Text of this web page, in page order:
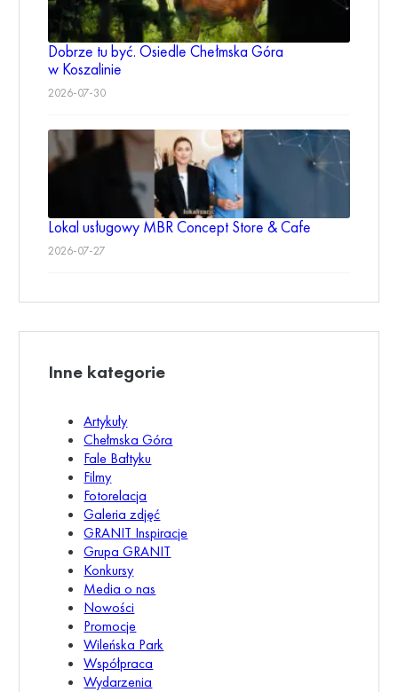
Dobrze tu być. Osiedle Chełmska Góra
w Koszalinie
2026-07-30
Lokal usługowy MBR Concept Store & Cafe
2026-07-27
Inne kategorie
Artykuły
Chełmska Góra
Fale Bałtyku
Filmy
Fotorelacja
Galeria zdjęć
GRANIT Inspiracje
Grupa GRANIT
Konkursy
Media o nas
Nowości
Promocje
Wileńska Park
Współpraca
Wydarzenia